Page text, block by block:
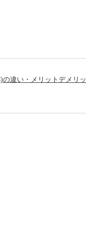
違い・メリットデメリッ